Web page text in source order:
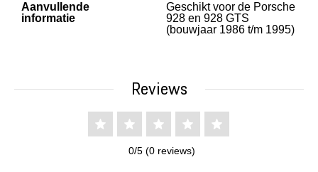
Aanvullende
informatie
Geschikt voor de Porsche
928 en 928 GTS
(bouwjaar 1986 t/m 1995)
Reviews
0/5 (0 reviews)